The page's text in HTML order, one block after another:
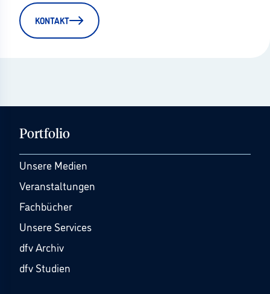
KONTAKT
Portfolio
Unsere Medien
Veranstaltungen
Fachbücher
Unsere Services
dfv Archiv
dfv Studien